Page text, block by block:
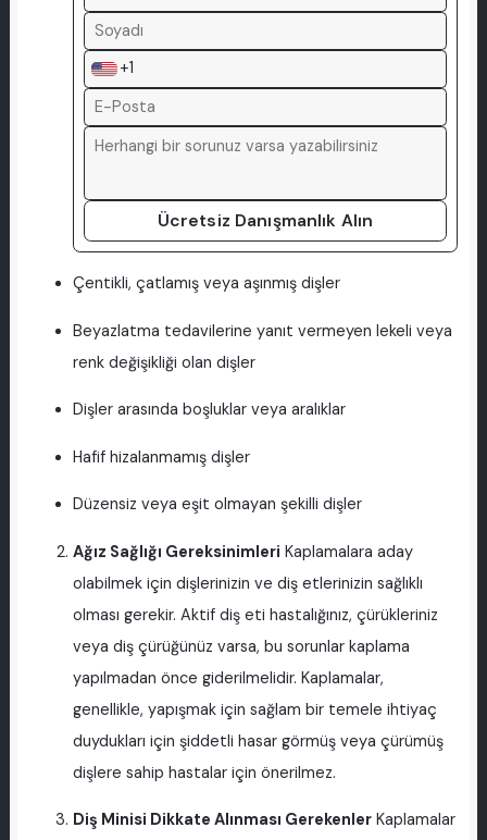
+1
Ücretsiz Danışmanlık Alın
Çentikli, çatlamış veya aşınmış dişler
Beyazlatma tedavilerine yanıt vermeyen lekeli veya
renk değişikliği olan dişler
Dişler arasında boşluklar veya aralıklar
Hafif hizalanmamış dişler
Düzensiz veya eşit olmayan şekilli dişler
Ağız Sağlığı Gereksinimleri Kaplamalara aday
olabilmek için dişlerinizin ve diş etlerinizin sağlıklı
olması gerekir. Aktif diş eti hastalığınız, çürükleriniz
veya diş çürüğünüz varsa, bu sorunlar kaplama
yapılmadan önce giderilmelidir. Kaplamalar,
genellikle, yapışmak için sağlam bir temele ihtiyaç
duydukları için şiddetli hasar görmüş veya çürümüş
dişlere sahip hastalar için önerilmez.
Diş Minisi Dikkate Alınması GerekenlerKaplamalar